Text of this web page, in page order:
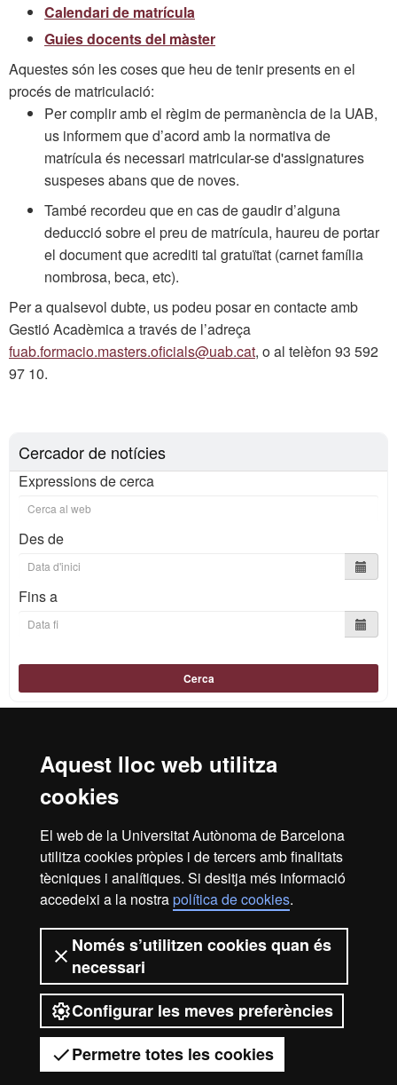
Aquest lloc web utilitza
cookies
El web de la Universitat Autònoma de Barcelona
utilitza cookies pròpies i de tercers amb finalitats
tècniques i analítiques. Si desitja més informació
accedeixi a la nostrapolítica de cookies.
Només s’utilitzen cookies quan és
necessari
Configurar les meves preferències
Permetre totes les cookies
Calendari de matrícula
Guies docents del màster
Aquestes són les coses que heu de tenir presents en el
procés de matriculació:
Per complir amb el règim de permanència de la UAB,
us informem que d’acord amb la normativa de
matrícula és necessari matricular-se d'assignatures
suspeses abans que de noves.
També recordeu que en cas de gaudir d’alguna
deducció sobre el preu de matrícula, haureu de portar
el document que acrediti tal gratuïtat (carnet família
nombrosa, beca, etc).
Per a qualsevol dubte, us podeu posar en contacte amb
Gestió Acadèmica a través de l’adreça
fuab.formacio.masters.oficials@uab.cat, o al telèfon 93 592
97 10.
Cercador de notícies
Expressions de cerca
Des de
Fins a
Cerca
Reconeixement internacional de l'excel·lència
HR
in
Inici Avís Legal Política de privacitat
Protecció de dades Sobre el web
Som una universitat capdavantera que imparteix una
docència de qualitat, diversificada, multidisciplinària i
flexible, ajustada a les necessitats de la societat i adaptada
als nous models de l'Europa del coneixement. La UAB és
reconeguda internacionalment per la qualitat i el caràcter
innovador de la seva recerca.
2026 Universitat Autònoma de Barcelona